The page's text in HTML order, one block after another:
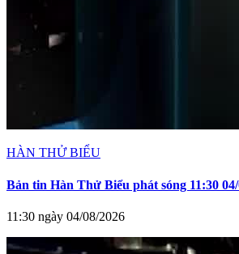
HÀN THỬ BIỂU
Bản tin Hàn Thử Biểu phát sóng 11:30 04/
11:30 ngày 04/08/2026